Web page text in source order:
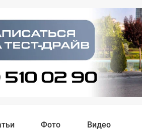
Фото Видео